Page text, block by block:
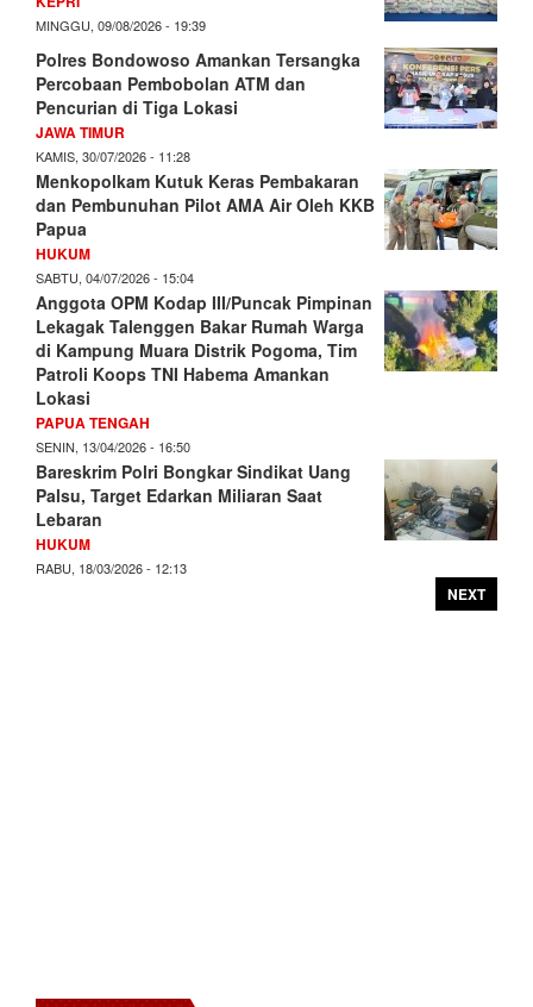
MINGGU, 09/08/2026 - 19:39
Polres Bondowoso Amankan Tersangka
Percobaan Pembobolan ATM dan
Pencurian di Tiga Lokasi
JAWA TIMUR
KAMIS, 30/07/2026 - 11:28
Menkopolkam Kutuk Keras Pembakaran
dan Pembunuhan Pilot AMA Air Oleh KKB
Papua
HUKUM
SABTU, 04/07/2026 - 15:04
Anggota OPM Kodap III/Puncak Pimpinan
Lekagak Talenggen Bakar Rumah Warga
di Kampung Muara Distrik Pogoma, Tim
Patroli Koops TNI Habema Amankan
Lokasi
PAPUA TENGAH
SENIN, 13/04/2026 - 16:50
Bareskrim Polri Bongkar Sindikat Uang
Palsu, Target Edarkan Miliaran Saat
Lebaran
HUKUM
RABU, 18/03/2026 - 12:13
NEXT